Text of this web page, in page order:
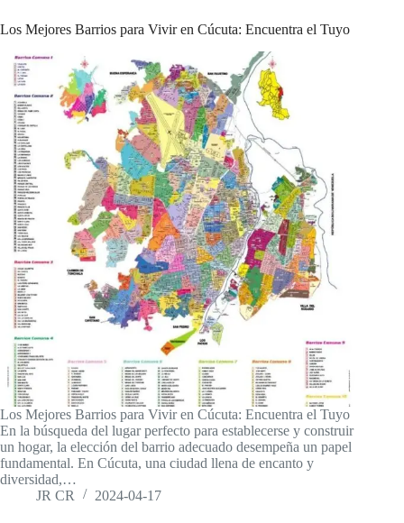
Los Mejores Barrios para Vivir en Cúcuta: Encuentra el Tuyo
Los Mejores Barrios para Vivir en Cúcuta: Encuentra el Tuyo
En la búsqueda del lugar perfecto para establecerse y construir
un hogar, la elección del barrio adecuado desempeña un papel
fundamental. En Cúcuta, una ciudad llena de encanto y
diversidad,…
JR CR
2024-04-17